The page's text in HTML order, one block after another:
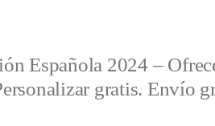
Española 2024 –
gratis. Envío